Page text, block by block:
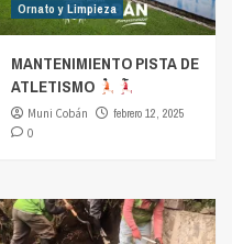
Ornato y Limpieza
MANTENIMIENTO PISTA DE
ATLETISMO
Muni Cobán
febrero 12, 2025
0